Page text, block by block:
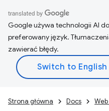
Google używa technologii AI
preferowany język.
zawierać błędy.
Strona główna Docs